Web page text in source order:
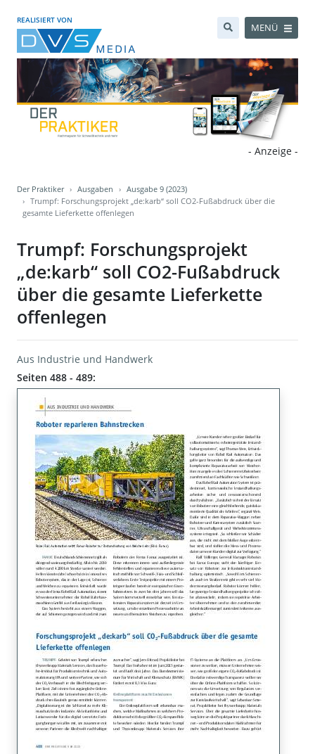
REALISIERT VON
MENÜ
- Anzeige -
Der Praktiker Ausgaben
Ausgabe 9 (2023)
Trumpf: Forschungsprojekt „de:karb“ soll CO2-Fußabdruck über die
gesamte Lieferkette offenlegen
Trumpf: Forschungsprojekt
„de:karb“ soll CO2-Fußabdruck
über die gesamte Lieferkette
offenlegen
Aus Industrie und Handwerk
Seiten 488 - 489: